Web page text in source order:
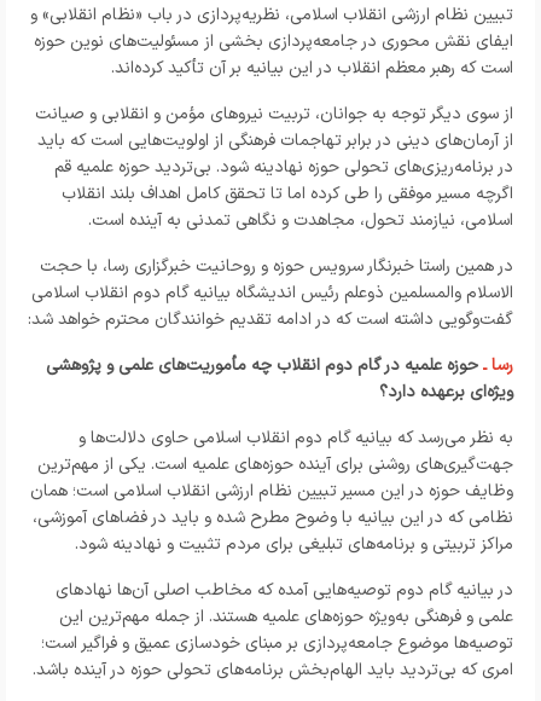
تبیین نظام ارزشی انقلاب اسلامی، نظریه‌پردازی در باب «نظام انقلابی» و
ایفای نقش محوری در جامعه‌پردازی بخشی از مسئولیت‌های نوین حوزه
است که رهبر معظم انقلاب در این بیانیه بر آن تأکید کرده‌اند.
از سوی دیگر توجه به جوانان، تربیت نیروهای مؤمن و انقلابی و صیانت
از آرمان‌های دینی در برابر تهاجمات فرهنگی از اولویت‌هایی است که باید
در برنامه‌ریزی‌های تحولی حوزه نهادینه شود. بی‌تردید حوزه علمیه قم
اگرچه مسیر موفقی را طی کرده اما تا تحقق کامل اهداف بلند انقلاب
اسلامی، نیازمند تحول، مجاهدت و نگاهی تمدنی به آینده است.
در همین راستاخبرنگار سرویس حوزه و روحانیت خبرگزاری رسا، با حجت
الاسلام والمسلمین ذوعلم رئیس اندیشگاه بیانیه گام دوم انقلاب اسلامی
گفت‌وگویی داشته است که در ادامه تقدیم خوانندگان محترم خواهد شد:
رسا ـحوزه علمیه در گام دوم انقلاب چه مأموریت‌های علمی و پژوهشی
ویژه‌ای برعهده دارد؟
به نظر می‌رسد که بیانیه گام دوم انقلاب اسلامی حاوی دلالت‌ها و
جهت‌گیری‌های روشنی برای آینده حوزه‌های علمیه است. یکی از مهم‌ترین
وظایف حوزه در این مسیر تبیین نظام ارزشی انقلاب اسلامی است؛ همان
نظامی که در این بیانیه با وضوح مطرح شده و باید در فضاهای آموزشی،
مراکز تربیتی و برنامه‌های تبلیغی برای مردم تثبیت و نهادینه شود.
در بیانیه گام دوم توصیه‌هایی آمده که مخاطب اصلی آن‌ها نهادهای
علمی و فرهنگی به‌ویژه حوزه‌های علمیه هستند. از جمله مهم‌ترین این
توصیه‌ها موضوع جامعه‌پردازی بر مبنای خودسازی عمیق و فراگیر است؛
امری که بی‌تردید باید الهام‌بخش برنامه‌های تحولی حوزه در آینده باشد.